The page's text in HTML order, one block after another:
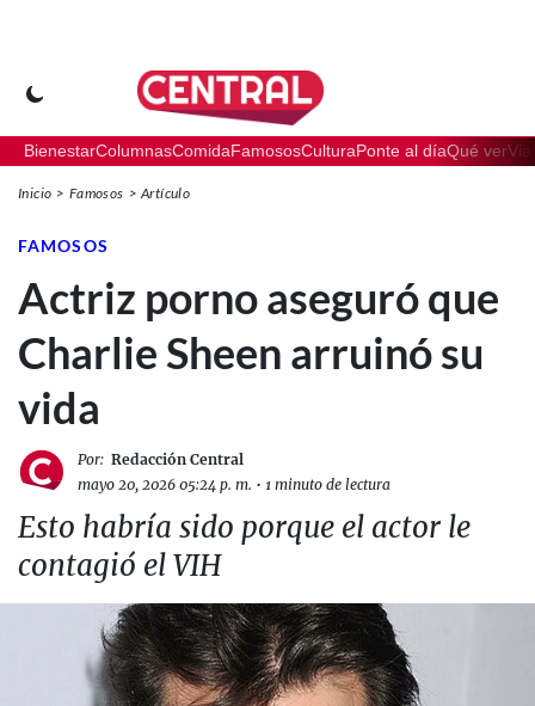
BienestarColumnasComidaFamososCulturaPonte al díaQué ver
Inicio Famosos Artículo
FAMOSOS
Actriz porno aseguró que
Charlie Sheen arruinó su
vida
Por: Redacción Central
mayo 20, 2026 05:24 p. m. • 1 minuto de lectura
Esto habría sido porque el actor le
contagió el VIH